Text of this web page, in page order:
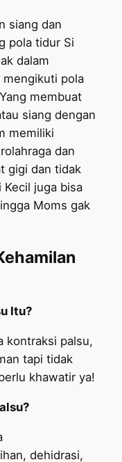
siang dan
pola tidur Si
dalam
mengikuti pola
membuat
siang dengan
memiliki
dan
gigi dan tidak
Kecil juga bisa
Moms gak
Itu?
kontraksi palsu,
tapi tidak
khawatir ya!
dehidrasi,